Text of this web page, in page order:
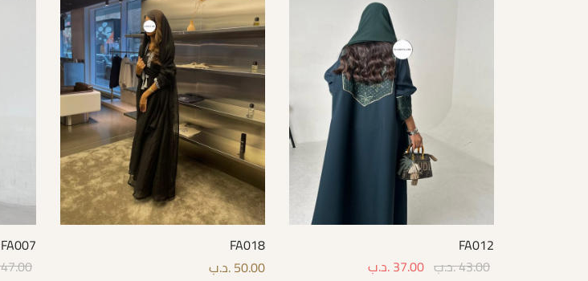
FA012
43.00.د.ب 37.00.د.ب
FA018
50.00.د.ب
FA007
47.00